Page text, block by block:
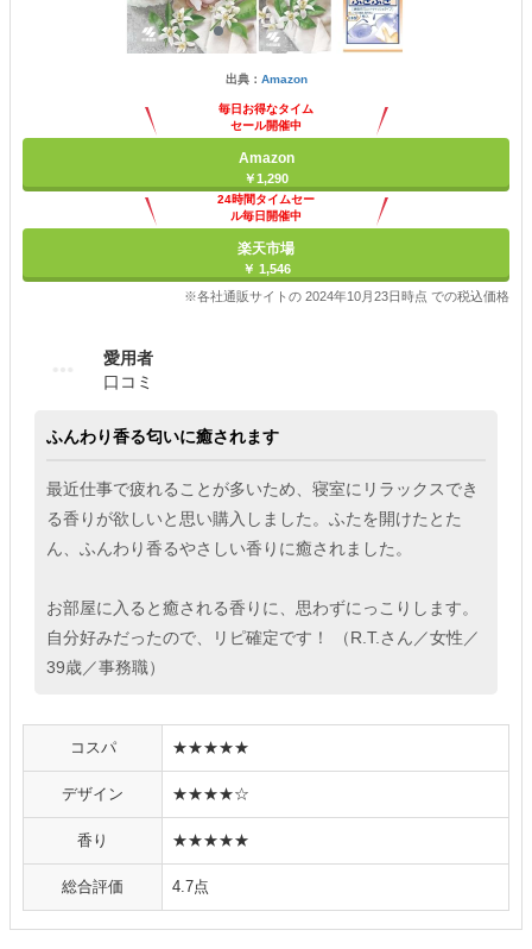
出典： Amazon
毎日お得なタイム
セール開催中
Amazon
￥1,290
24時間タイムセー
ル毎日開催中
楽天市場
￥ 1,546
※各社通販サイトの 2024年10月23日時点 での税込価格
愛用者
口コミ
ふんわり香る匂いに癒されます
最近仕事で疲れることが多いため、寝室にリラックスでき
る香りが欲しいと思い購入しました。ふたを開けたとた
ん、ふんわり香るやさしい香りに癒されました。
お部屋に入ると癒される香りに、思わずにっこりします。
自分好みだったので、リピ確定です！ （R.T.さん／女性／
39歳／事務職）
コスパ ★★★★★
デザイン ★★★★☆
香り ★★★★★
総合評価 4.7点